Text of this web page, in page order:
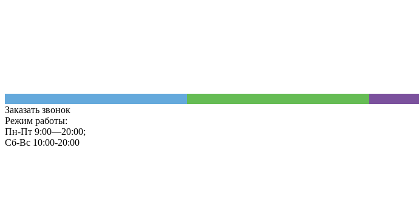
Заказать звонок
Режим работы:
Пн-Пт 9:00—20:00;
Сб-Вс 10:00-20:00